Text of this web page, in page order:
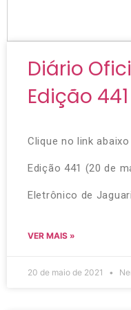
Diário
Edição
Clique no link
Edição 441 (20 de
Eletrônico de
VER MAIS »
20 de maio de 2021